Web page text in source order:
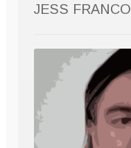
JESS FRANCO